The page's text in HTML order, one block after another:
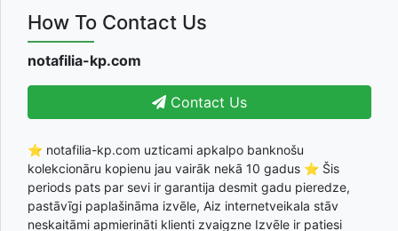
How To Contact Us
notafilia-kp.com
Contact Us
⭐ notafilia-kp.com uzticami apkalpo banknošu
kolekcionāru kopienu jau vairāk nekā 10 gadus ⭐ Šis
periods pats par sevi ir garantija desmit gadu pieredze,
pastāvīgi paplašināma izvēle, Aiz internetveikala stāv
neskaitāmi apmierināti klienti zvaigzne Izvēle ir patiesi